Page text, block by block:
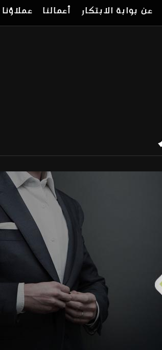
عن بوابة الابتكار أعمالنا عملاؤنا